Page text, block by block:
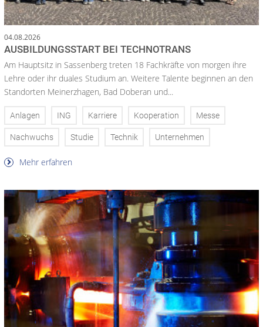
04.08.2026
AUSBILDUNGSSTART BEI TECHNOTRANS
Am Hauptsitz in Sassenberg treten 18 Fachkräfte von morgen ihre
Lehre oder ihr duales Studium an. Weitere Talente beginnen an den
Standorten Meinerzhagen, Bad Doberan und...
Anlagen ING Karriere Kooperation Messe
Nachwuchs Studie Technik Unternehmen
Mehr erfahren